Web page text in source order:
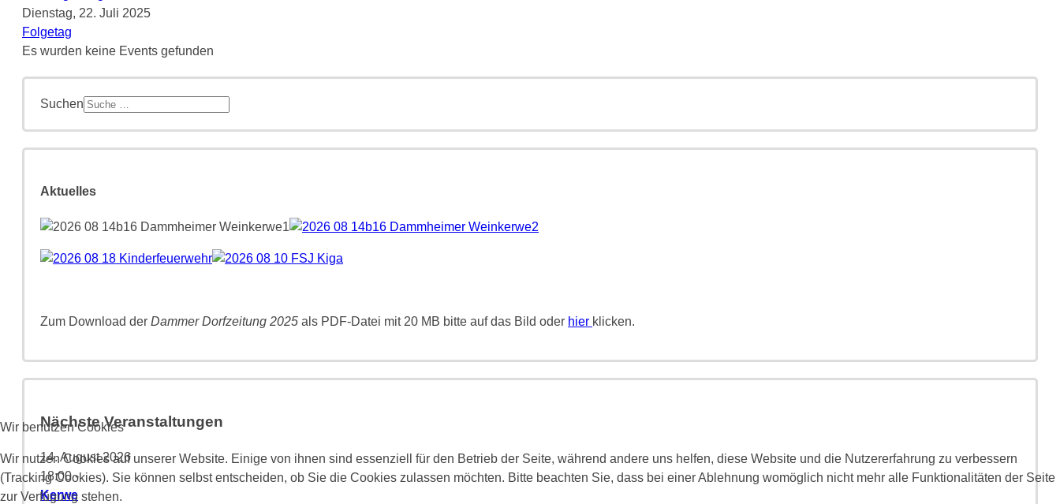
Dienstag, 22. Juli 2025
Folgetag
Es wurden keine Events gefunden
Suchen
Aktuelles
Zum Download der Dammer Dorfzeitung 2025 als PDF-Datei mit 20 MB bitte auf das Bild oder hier klicken.
Nächste Veranstaltungen
14. August 2026
18:00-
Kerwe
Wir benutzen Cookies
Wir nutzen Cookies auf unserer Website. Einige von ihnen sind essenziell für den Betrieb der Seite, während andere uns helfen, diese Website und die Nutzererfahrung zu verbessern
(Tracking Cookies). Sie können selbst entscheiden, ob Sie die Cookies zulassen möchten. Bitte beachten Sie, dass bei einer Ablehnung womöglich nicht mehr alle Funktionalitäten der Seite
zur Verfügung stehen.